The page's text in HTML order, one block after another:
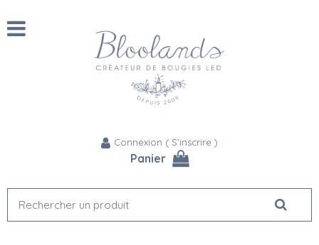
Connexion ( S'inscrire )
Panier